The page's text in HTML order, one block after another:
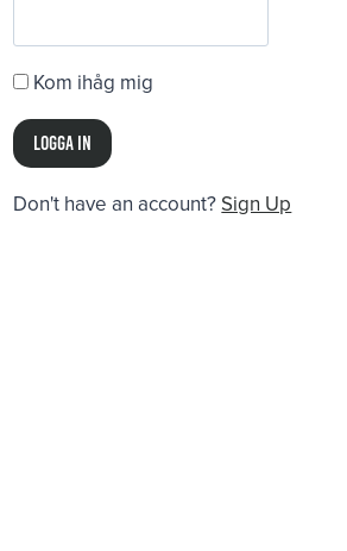
Kom ihåg mig
Don't have an account? Sign Up